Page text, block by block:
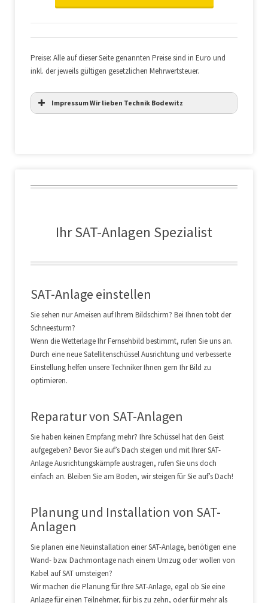
Preise: Alle auf dieser Seite genannten Preise sind in Euro und
inkl. der jeweils gültigen gesetzlichen Mehrwertsteuer.
Impressum Wir lieben Technik Bodewitz
Ihr SAT-Anlagen Spezialist
SAT-Anlage einstellen
Sie sehen nur Ameisen auf Ihrem Bildschirm? Bei Ihnen tobt der
Schneesturm?
Wenn die Wetterlage Ihr Fernsehbild bestimmt, rufen Sie uns an.
Durch eine neue Satellitenschüssel Ausrichtung und verbesserte
Einstellung helfen unsere Techniker Ihnen gern Ihr Bild zu
optimieren.
Reparatur von SAT-Anlagen
Sie haben keinen Empfang mehr? Ihre Schüssel hat den Geist
aufgegeben? Bevor Sie auf’s Dach steigen und mit Ihrer SAT-
Anlage Ausrichtungskämpfe austragen, rufen Sie uns doch
einfach an. Bleiben Sie am Boden, wir steigen für Sie auf’s Dach!
Planung und Installation von SAT-
Anlagen
Sie planen eine Neuinstallation einer SAT-Anlage, benötigen eine
Wand- bzw. Dachmontage nach einem Umzug oder wollen von
Kabel auf SAT umsteigen?
Wir machen die Planung für Ihre SAT-Anlage, egal ob Sie eine
Anlage für einen Teilnehmer, für bis zu zehn, oder für mehr als